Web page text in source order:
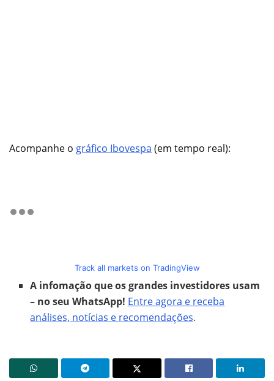
Acompanhe o gráfico Ibovespa (em tempo real):
Track all markets on TradingView
A infomação que os grandes investidores usam
– no seu WhatsApp! Entre agora e receba
análises, notícias e recomendações.